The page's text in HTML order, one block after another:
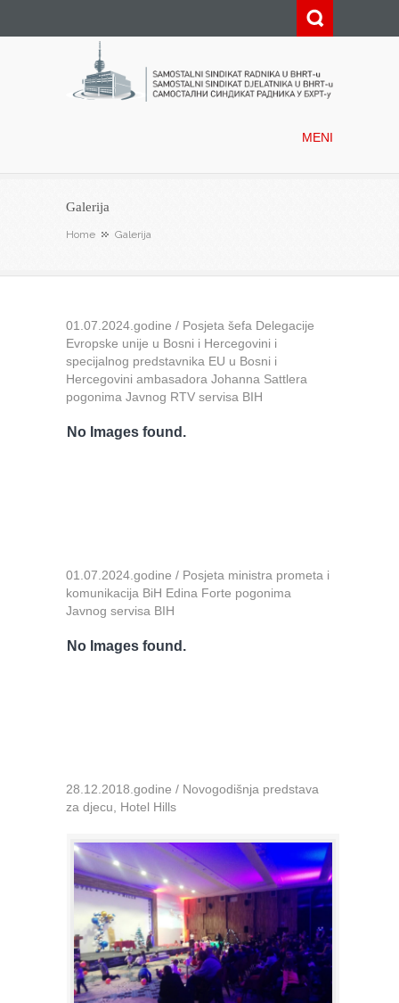
MENI
Galerija
Home Galerija
01.07.2024.godine / Posjeta šefa Delegacije
Evropske unije u Bosni i Hercegovini i
specijalnog predstavnika EU u Bosni i
Hercegovini ambasadora Johanna Sattlera
pogonima Javnog RTV servisa BIH
No Images found.
01.07.2024.godine / Posjeta ministra prometa i
komunikacija BiH Edina Forte pogonima
Javnog servisa BIH
No Images found.
28.12.2018.godine / Novogodišnja predstava
za djecu, Hotel Hills